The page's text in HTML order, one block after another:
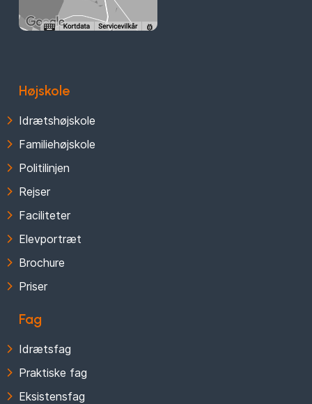
Højskole
Idrætshøjskole
Familiehøjskole
Politilinjen
Rejser
Faciliteter
Elevportræt
Brochure
Priser
Fag
Idrætsfag
Praktiske fag
Eksistensfag